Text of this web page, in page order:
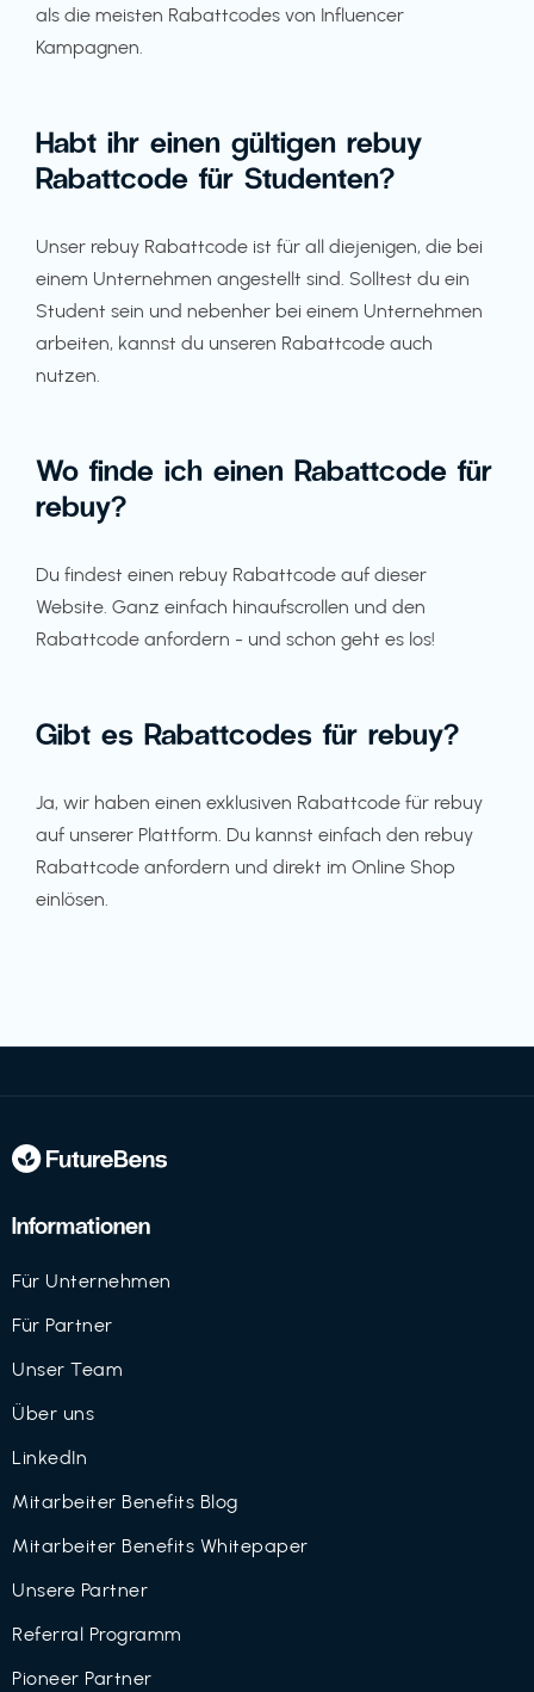
als die meisten Rabattcodes von Influencer
Kampagnen.
Habt ihr einen gültigen rebuy
Rabattcode für Studenten?
Unser rebuy Rabattcode ist für all diejenigen, die bei
einem Unternehmen angestellt sind. Solltest du ein
Student sein und nebenher bei einem Unternehmen
arbeiten, kannst du unseren Rabattcode auch
nutzen.
Wo finde ich einen Rabattcode für
rebuy?
Du findest einen rebuy Rabattcode auf dieser
Website. Ganz einfach hinaufscrollen und den
Rabattcode anfordern - und schon geht es los!
Gibt es Rabattcodes für rebuy?
Ja, wir haben einen exklusiven Rabattcode für rebuy
auf unserer Plattform. Du kannst einfach den rebuy
Rabattcode anfordern und direkt im Online Shop
einlösen.
Informationen
Für Unternehmen
Für Partner
Unser Team
Über uns
LinkedIn
Mitarbeiter Benefits Blog
Mitarbeiter Benefits Whitepaper
Unsere Partner
Referral Programm
Pioneer Partner